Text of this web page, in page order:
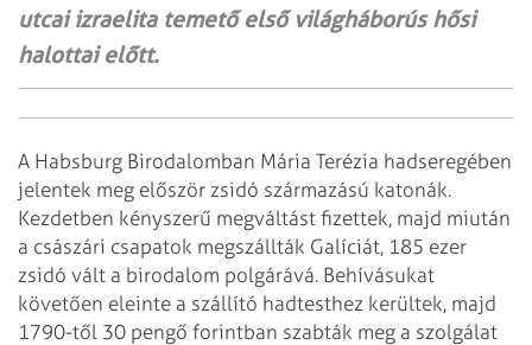
utcai izraelita temető első világháborús hősi
halottai előtt.
A Habsburg Birodalomban Mária Terézia hadseregében
jelentek meg először zsidó származású katonák.
Kezdetben kényszerű megváltást fizettek, majd miután
a császári csapatok megszállták Galíciát, 185 ezer
zsidó vált a birodalom polgárává. Behívásukat
követően eleinte a szállító hadtesthez kerültek, majd
1790-től 30 pengő forintban szabták meg a szolgálat